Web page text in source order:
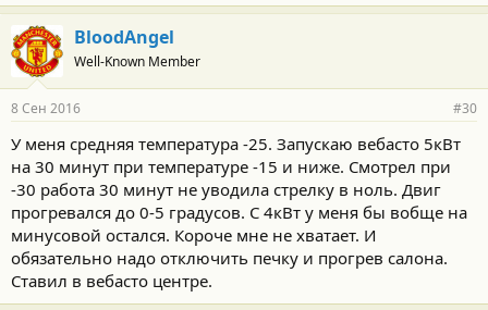
BloodAngel
Well-Known Member
8 Сен 2016 #30
У меня средняя температура -25. Запускаю вебасто 5кВт
на 30 минут при температуре -15 и ниже. Смотрел при
-30 работа 30 минут не уводила стрелку в ноль. Двиг
прогревался до 0-5 градусов. С 4кВт у меня бы вобще на
минусовой остался. Короче мне не хватает. И
обязательно надо отключить печку и прогрев салона.
Ставил в вебасто центре.